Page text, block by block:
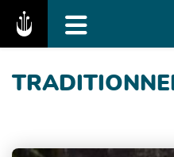
Fédération des